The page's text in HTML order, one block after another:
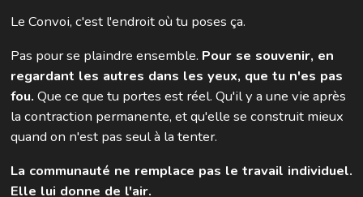
Le Convoi, c'est l'endroit où tu poses ça.
Pas pour se plaindre ensemble. Pour se souvenir, en
regardant les autres dans les yeux, que tu n'es pas
fou. Que ce que tu portes est réel. Qu'il y a une vie après
la contraction permanente, et qu'elle se construit mieux
quand on n'est pas seul à la tenter.
La communauté ne remplace pas le travail individuel.
Elle lui donne de l'air.